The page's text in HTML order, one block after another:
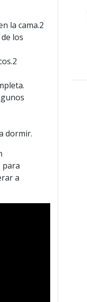
la cama.2
los
dormir.
para
a